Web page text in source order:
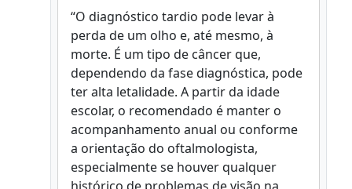
“O diagnóstico tardio pode levar à
perda de um olho e, até mesmo, à
morte. É um tipo de câncer que,
dependendo da fase diagnóstica, pode
ter alta letalidade. A partir da idade
escolar, o recomendado é manter o
acompanhamento anual ou conforme
a orientação do oftalmologista,
especialmente se houver qualquer